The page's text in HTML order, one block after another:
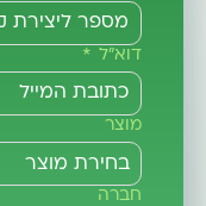
דוא"ל
מוצר
חברה